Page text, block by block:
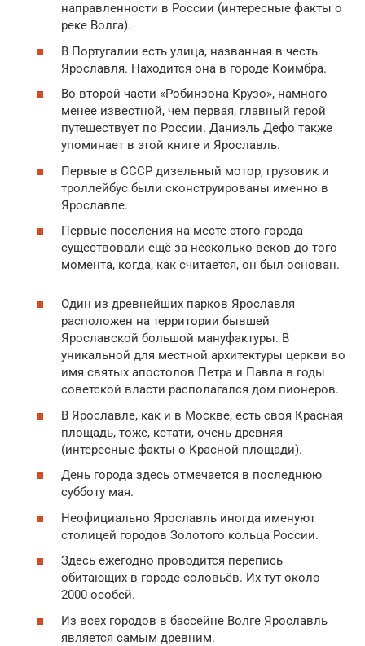
направленности в России (интересные факты о
реке Волга).
В Португалии есть улица, названная в честь
Ярославля. Находится она в городе Коимбра.
Во второй части «Робинзона Крузо», намного
менее известной, чем первая, главный герой
путешествует по России. Даниэль Дефо также
упоминает в этой книге и Ярославль.
Первые в СССР дизельный мотор, грузовик и
троллейбус были сконструированы именно в
Ярославле.
Первые поселения на месте этого города
существовали ещё за несколько веков до того
момента, когда, как считается, он был основан.
Один из древнейших парков Ярославля
расположен на территории бывшей
Ярославской большой мануфактуры. В
уникальной для местной архитектуры церкви во
имя святых апостолов Петра и Павла в годы
советской власти располагался дом пионеров.
В Ярославле, как и в Москве, есть своя Красная
площадь, тоже, кстати, очень древняя
(интересные факты о Красной площади).
День города здесь отмечается в последнюю
субботу мая.
Неофициально Ярославль иногда именуют
столицей городов Золотого кольца России.
Здесь ежегодно проводится перепись
обитающих в городе соловьёв. Их тут около
2000 особей.
Из всех городов в бассейне Волге Ярославль
является самым древним.